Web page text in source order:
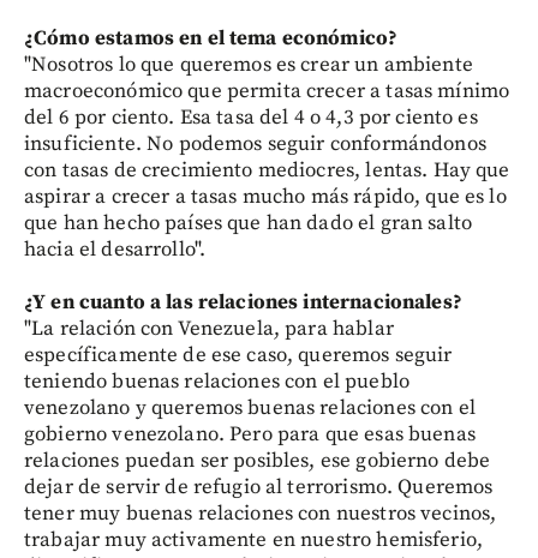
¿Cómo estamos en el tema económico?
"Nosotros lo que queremos es crear un ambiente
macroeconómico que permita crecer a tasas mínimo
del 6 por ciento. Esa tasa del 4 o 4,3 por ciento es
insuficiente. No podemos seguir conformándonos
con tasas de crecimiento mediocres, lentas. Hay que
aspirar a crecer a tasas mucho más rápido, que es lo
que han hecho países que han dado el gran salto
hacia el desarrollo".
¿Y en cuanto a las relaciones internacionales?
"La relación con Venezuela, para hablar
específicamente de ese caso, queremos seguir
teniendo buenas relaciones con el pueblo
venezolano y queremos buenas relaciones con el
gobierno venezolano. Pero para que esas buenas
relaciones puedan ser posibles, ese gobierno debe
dejar de servir de refugio al terrorismo. Queremos
tener muy buenas relaciones con nuestros vecinos,
trabajar muy activamente en nuestro hemisferio,